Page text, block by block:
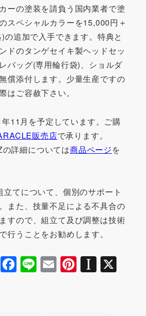
ーの塗装を請負う国内業者で塗
スペシャルカラーを15,000円＋
の追加で入手できます。特典と
ドのタンゲセイキ製ヘッドセッ
バッグ(専用輪行袋)、ショルダ
償添付します。少量生産ですの
はご容赦下さい。
11月を予定しています。ご購
販売店で承ります。
詳細については商品ページを
てについて、個別のサポート
また、技量不足による不具合の
すので、組立て及び調整は技術
行うことをお勧めします。
F
a
Li
n
E
m
Pi
nt
In
st